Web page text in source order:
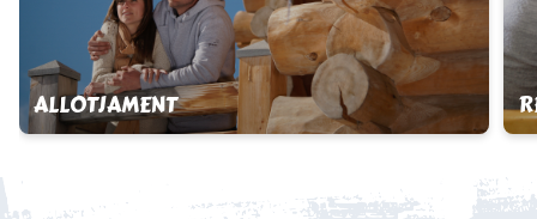
ALLOTJAMENT